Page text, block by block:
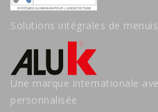
Solutions intégrales de
Une marque internationale
personnalisée